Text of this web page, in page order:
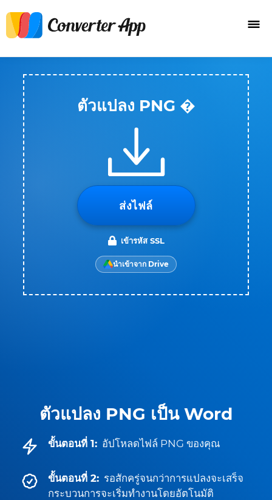
ตัวแปลง PNG เป็น Word
ขั้นตอนที่ 1: อัปโหลดไฟล์ PNG ของคุณ
ขั้นตอนที่ 2: รอสักครู่จนกว่าการแปลงจะเสร็จ
กระบวนการจะเริ่มทำงานโดยอัตโนมัติ
ตัวแปลง PNG �
ส่งไฟล์
เข้ารหัส SSL
นำเข้าจาก Drive